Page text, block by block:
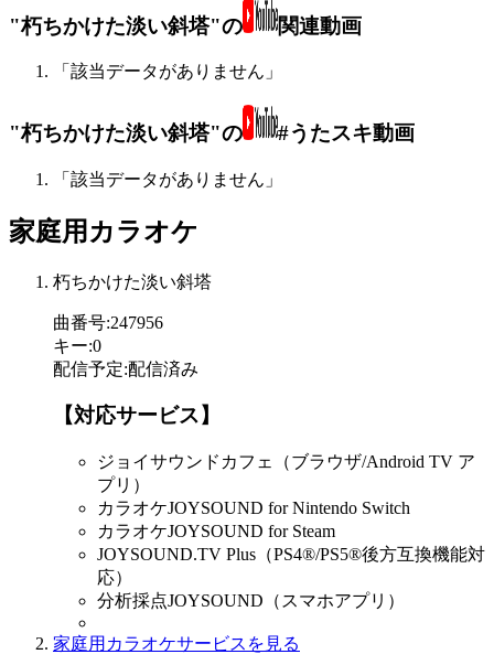
"朽ちかけた淡い斜塔"の 関連動画
「該当データがありません」
"朽ちかけた淡い斜塔"の #うたスキ動画
「該当データがありません」
家庭用カラオケ
朽ちかけた淡い斜塔
曲番号:247956
キー:0
配信予定:配信済み
【対応サービス】
ジョイサウンドカフェ（ブラウザ/Android TV ア
プリ）
カラオケJOYSOUND for Nintendo Switch
カラオケJOYSOUND for Steam
JOYSOUND.TV Plus（PS4®/PS5®後方互換機能対
応）
分析採点JOYSOUND（スマホアプリ）
家庭用カラオケサービスを見る